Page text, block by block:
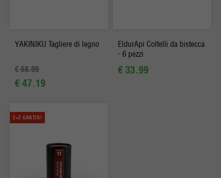
YAKINIKU Tagliere di legno
€ 58.99
€ 47.19
EldurApi Coltelli da bistecca
- 6 pezzi
€ 33.99
2+2 GRATIS!